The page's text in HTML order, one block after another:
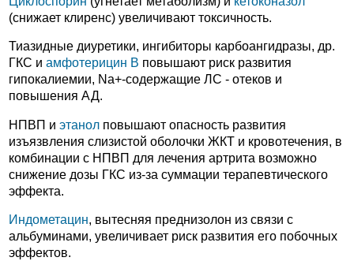
(снижает клиренс) увеличивают токсичность.
Тиазидные диуретики, ингибиторы карбоангидразы, др.
ГКС и амфотерицин В повышают риск развития
гипокалиемии, Na+-содержащие ЛС - отеков и
повышения АД.
НПВП и этанол повышают опасность развития
изъязвления слизистой оболочки ЖКТ и кровотечения, в
комбинации с НПВП для лечения артрита возможно
снижение дозы ГКС из-за суммации терапевтического
эффекта.
Индометацин, вытесняя преднизолон из связи с
альбуминами, увеличивает риск развития его побочных
эффектов.